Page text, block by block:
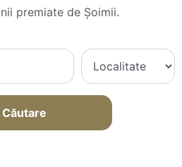
premiate de Șoimii.
Căutare